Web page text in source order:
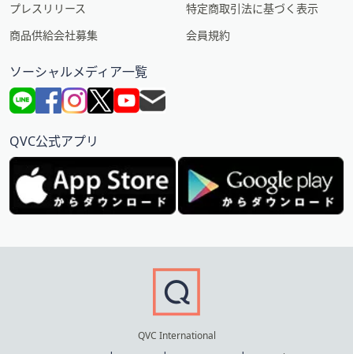
プレスリリース
商品供給会社募集
特定商取引法に基づく表示
会員規約
ソーシャルメディア一覧
QVC公式アプリ
QVC International